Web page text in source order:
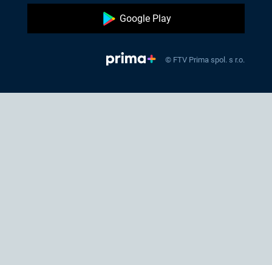
Google Play
© FTV Prima spol. s r.o.